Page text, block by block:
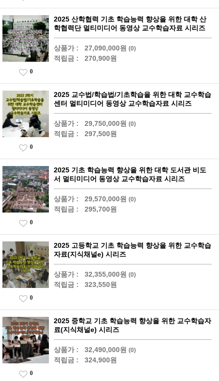
2025 산학협력 기초 학습능력 향상을 위한 대학 산
학협력단 멀티미디어 동영상 교수학습자료 시리즈
상품가 : 27,090,000원 (0)
적립금 : 270,900원
0
2025 교수법/학습법/기초학습을 위한 대학 교수학습
센터 멀티미디어 동영상 교수학습자료 시리즈
상품가 : 29,750,000원 (0)
적립금 : 297,500원
0
2025 기초 학습능력 향상을 위한 대학 도서관 비도
서 멀티미디어 동영상 교수학습자료 시리즈
상품가 : 29,570,000원 (0)
적립금 : 295,700원
0
2025 고등학교 기초 학습능력 향상을 위한 교수학습
자료(지식채널e) 시리즈
상품가 : 32,355,000원 (0)
적립금 : 323,550원
0
2025 중학교 기초 학습능력 향상을 위한 교수학습자
료(지식채널e) 시리즈
상품가 : 32,490,000원 (0)
적립금 : 324,900원
0